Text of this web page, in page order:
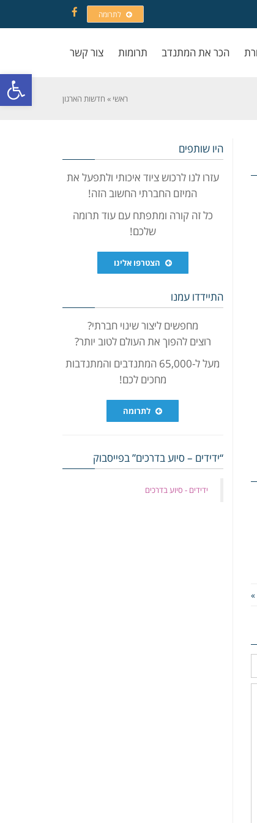
פתח
לתרומה
Facebook
הכר את המתנדב תרומות צור קשר
ראשי » חדשות הארגון
היו שותפים
עזרו לנו לרכוש ציוד איכותי ולתפעל את
המיזם החברתי החשוב הזה!
כל זה קורה ומתפתח עם עוד תרומה
שלכם!
הצטרפו אלינו
התיידדו עמנו
מחפשים ליצור שינוי חברתי?
רוצים להפוך את העולם לטוב יותר?
מעל ל-65,000 המתנדבים והמתנדבות
מחכים לכם!
לתרומה
“ידידים – סיוע בדרכים” בפייסבוק
‏ידידים - סיוע בדרכים